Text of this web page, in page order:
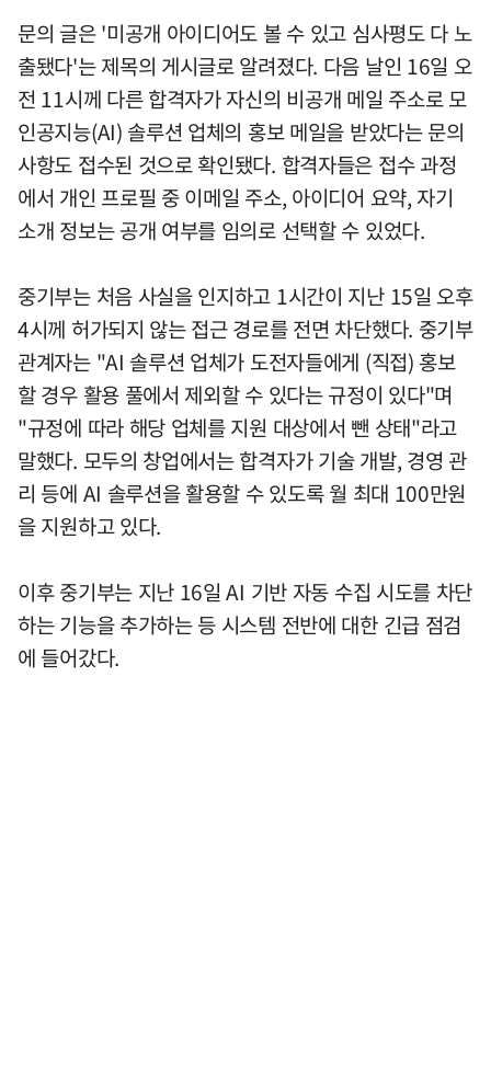
문의 글은 '미공개 아이디어도 볼 수 있고 심사평도 다 노
출됐다'는 제목의 게시글로 알려졌다. 다음 날인 16일 오
전 11시께 다른 합격자가 자신의 비공개 메일 주소로 모
인공지능(AI) 솔루션 업체의 홍보 메일을 받았다는 문의
사항도 접수된 것으로 확인됐다. 합격자들은 접수 과정
에서 개인 프로필 중 이메일 주소, 아이디어 요약, 자기
소개 정보는 공개 여부를 임의로 선택할 수 있었다.
중기부는 처음 사실을 인지하고 1시간이 지난 15일 오후
4시께 허가되지 않는 접근 경로를 전면 차단했다. 중기부
관계자는 "AI 솔루션 업체가 도전자들에게 (직접) 홍보
할 경우 활용 풀에서 제외할 수 있다는 규정이 있다"며
"규정에 따라 해당 업체를 지원 대상에서 뺀 상태"라고
말했다. 모두의 창업에서는 합격자가 기술 개발, 경영 관
리 등에 AI 솔루션을 활용할 수 있도록 월 최대 100만원
을 지원하고 있다.
이후 중기부는 지난 16일 AI 기반 자동 수집 시도를 차단
하는 기능을 추가하는 등 시스템 전반에 대한 긴급 점검
에 들어갔다.